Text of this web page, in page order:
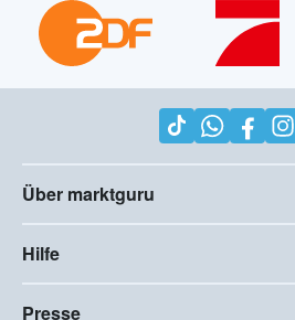
Über marktguru
Hilfe
Presse